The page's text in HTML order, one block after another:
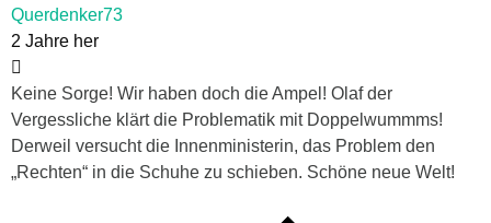
Querdenker73
2 Jahre her
Keine Sorge! Wir haben doch die Ampel! Olaf der
Vergessliche klärt die Problematik mit Doppelwummms!
Derweil versucht die Innenministerin, das Problem den
„Rechten“ in die Schuhe zu schieben. Schöne neue Welt!